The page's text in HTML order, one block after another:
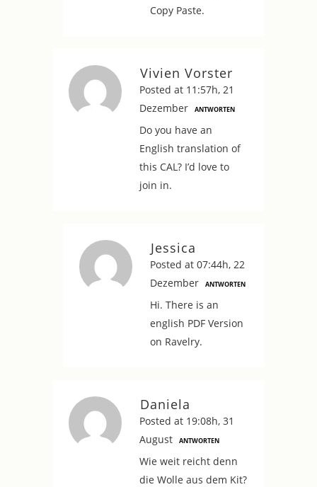
Copy Paste.
Vivien Vorster
Posted at 11:57h, 21
Dezember
ANTWORTEN
Do you have an
English translation of
this CAL? I’d love to
join in.
Jessica
Posted at 07:44h, 22
Dezember
ANTWORTEN
Hi. There is an
english PDF Version
on Ravelry.
Daniela
Posted at 19:08h, 31
August
ANTWORTEN
Wie weit reicht denn
die Wolle aus dem Kit?